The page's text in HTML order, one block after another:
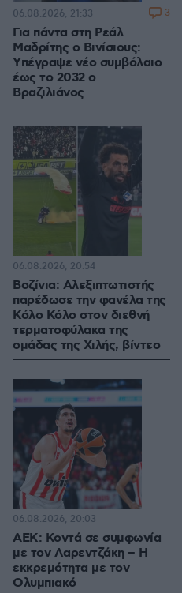
Για πάντα στη Ρεάλ
Μαδρίτης ο Βινίσιους:
Yπέγραψε νέο συμβόλαιο
έως το 2032 ο
Βραζιλιάνος
06.08.2026, 21:33 3
Βοζίνια: Αλεξιπτωτιστής
παρέδωσε την φανέλα της
Κόλο Κόλο στον διεθνή
τερματοφύλακα της
ομάδας της Χιλής, βίντεο
06.08.2026, 20:54
ΑΕΚ: Κοντά σε συμφωνία
με τον Λαρεντζάκη – Η
εκκρεμότητα με τον
Ολυμπιακό
06.08.2026, 20:03